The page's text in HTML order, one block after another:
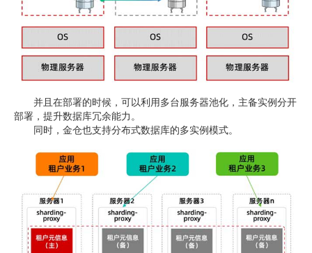
并且在部署的时候，可以利用多台服务器池化，主备实例分开
部署，提升数据库冗余能力。
同时，金仓也支持分布式数据库的多实例模式。